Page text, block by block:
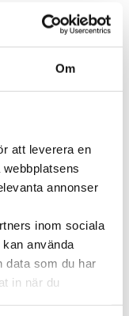
Om
att leverera en
annonser
inom sociala
använda
data som du har
in när du